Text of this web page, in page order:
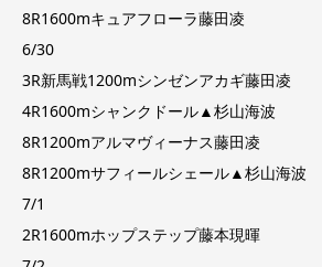
8R1600mキュアフローラ藤田凌
6/30
3R新馬戦1200mシンゼンアカギ藤田凌
4R1600mシャンクドール▲杉山海波
8R1200mアルマヴィーナス藤田凌
8R1200mサフィールシェール▲杉山海波
7/1
2R1600mホップステップ藤本現暉